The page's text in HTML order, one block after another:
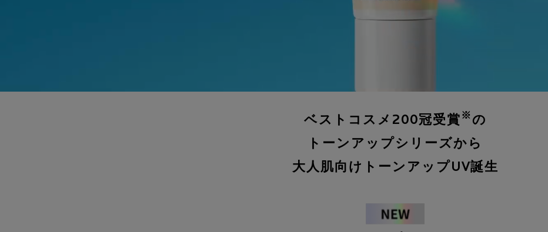
ベストコスメ200冠受賞 ※ の
トーンアップシリーズから
大人肌向けトーンアップUV誕生